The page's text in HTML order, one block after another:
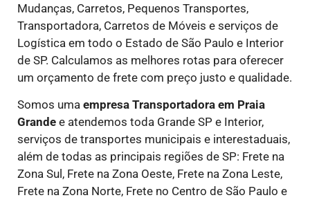
Mudanças, Carretos, Pequenos Transportes,
Transportadora, Carretos de Móveis e serviços de
Logística em todo o Estado de São Paulo e Interior
de SP. Calculamos as melhores rotas para oferecer
um orçamento de frete com preço justo e qualidade.
Somos uma empresa Transportadora em Praia
Grande e atendemos toda Grande SP e Interior,
serviços de transportes municipais e interestaduais,
além de todas as principais regiões de SP: Frete na
Zona Sul, Frete na Zona Oeste, Frete na Zona Leste,
Frete na Zona Norte, Frete no Centro de São Paulo e